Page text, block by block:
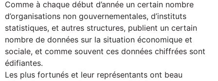
Comme à chaque début d’année un certain nombre
d’organisations non gouvernementales, d’instituts
statistiques, et autres structures, publient un certain
nombre de données sur la situation économique et
sociale, et comme souvent ces données chiffrées sont
édifiantes.
Les plus fortunés et leur représentants ont beau